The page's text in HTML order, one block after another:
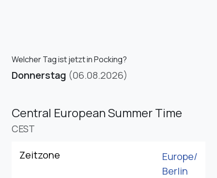
Welcher Tag ist jetzt in Pocking?
Donnerstag (06.08.2026)
Central European Summer Time
CEST
Zeitzone
Europe/
Berlin